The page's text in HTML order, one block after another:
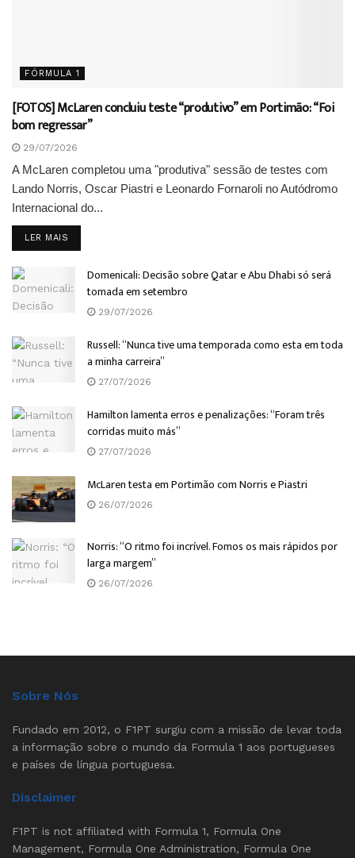
FÓRMULA 1
[FOTOS] McLaren concluiu teste “produtivo” em Portimão: “Foi
bom regressar”
29/07/2026
A McLaren completou uma "produtiva" sessão de testes com
Lando Norris, Oscar Piastri e Leonardo Fornaroli no Autódromo
Internacional do...
LER MAIS
Domenicali: Decisão sobre Qatar e Abu Dhabi só será
tomada em setembro
29/07/2026
Russell: “Nunca tive uma temporada como esta em toda
a minha carreira”
27/07/2026
Hamilton lamenta erros e penalizações: “Foram três
corridas muito más”
27/07/2026
McLaren testa em Portimão com Norris e Piastri
26/07/2026
Norris: “O ritmo foi incrível. Fomos os mais rápidos por
larga margem”
26/07/2026
Sobre Nós
Fundado em 2012, o F1PT surgiu com a missão de levar toda
a informação sobre o mundo da Formula 1 aos portugueses
e países de língua portuguesa.
Disclaimer
F1PT is not affiliated with Formula 1, Formula One
Management, Formula One Administration, Formula One